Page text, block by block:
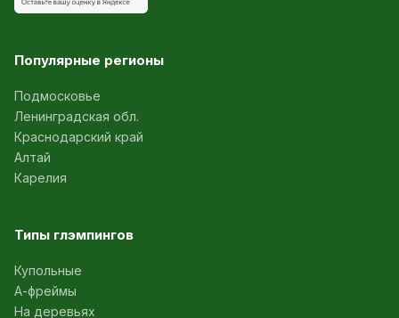
Популярные регионы
Подмосковье
Ленинградская обл.
Краснодарский край
Алтай
Карелия
Типы глэмпингов
Купольные
А-фреймы
На деревьях